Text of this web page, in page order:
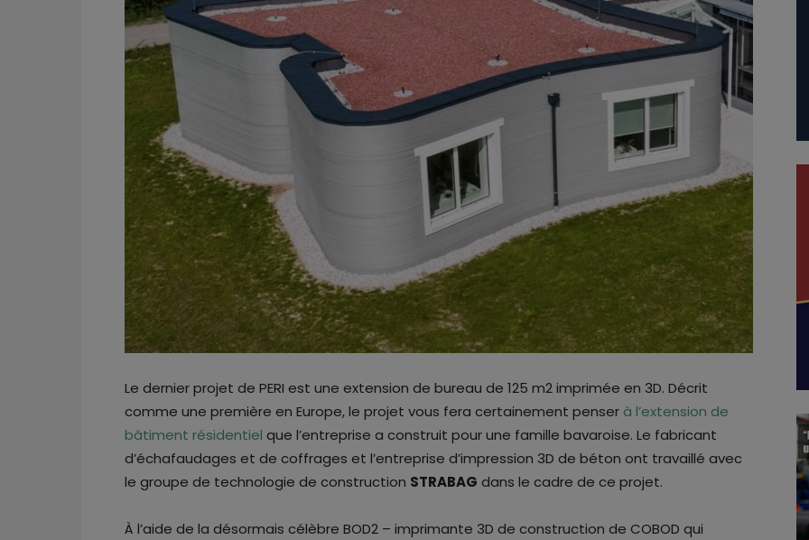
Le dernier projet de PERI est une extension de bureau de 125 m2 imprimée en 3D. Décrit
comme une première en Europe, le projet vous fera certainement penser à l’extension de
bâtiment résidentiel que l’entreprise a construit pour une famille bavaroise. Le fabricant
d’échafaudages et de coffrages et l’entreprise d’impression 3D de béton ont travaillé avec
le groupe de technologie de construction STRABAG dans le cadre de ce projet.
À l’aide de la désormais célèbre BOD2 – imprimante 3D de construction de COBOD qui